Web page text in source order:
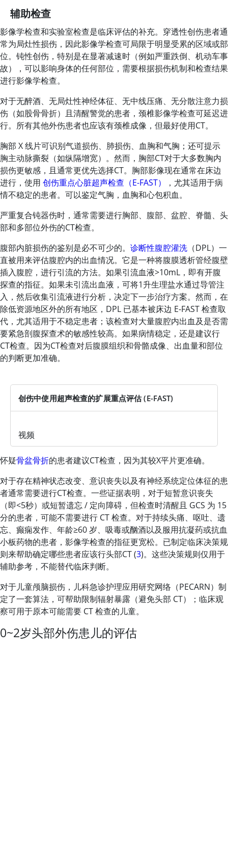
辅助检查
影像学检查和实验室检查是临床评估的补充。穿透性创伤患者通
常为局灶性损伤，因此影像学检查可局限于明显受累的区域或部
位。钝性创伤，特别是在显著减速时（例如严重跌倒、机动车事
故），可以影响身体的任何部位，需要根据损伤机制和检查结果
进行影像学检查。
对于无醉酒、无局灶性神经体征、无中线压痛、无分散注意力损
伤（如股骨骨折）且清醒警觉的患者，颈椎影像学检查可延迟进
行。所有其他外伤患者也应该有颈椎成像，但最好使用CT。
胸部 X 线片可识别气道损伤、肺损伤、血胸和气胸；还可提示
胸主动脉撕裂（如纵隔增宽）。然而，胸部CT对于大多数胸内
损伤更敏感，且通常更优先选择CT。胸部影像现在通常在床边
进行，使用 创伤重点心脏超声检查（E-FAST）
，尤其适用于病
情不稳定的患者。可以鉴定气胸，血胸和心包积血。
严重复合钝器伤时，通常需要进行胸部、腹部、盆腔、脊髓、头
部和多部位外伤的CT检查。
腹部内脏损伤的鉴别是必不可少的。 诊断性腹腔灌洗 （DPL）一
直被用来评估腹腔内的出血情况。它是一种将腹膜透析管经腹壁
插入腹腔，进行引流的方法。如果引流血液>10mL，即有开腹
探查的指征。如果未引流出血液，可将1升生理盐水通过导管注
入，然后收集引流液进行分析，决定下一步治疗方案。然而，在
除低资源地区外的所有地区，DPL 已基本被床边 E-FAST 检查取
代，尤其适用于不稳定患者；该检查对大量腹腔内出血及是否需
要紧急剖腹探查术的敏感性较高。如果病情稳定，还是建议行
CT检查。因为CT检查对后腹膜组织和骨骼成像、出血量和部位
的判断更加准确。
创伤中使用超声检查的扩展重点评估 (E-FAST)
视频
怀疑骨盆骨折的患者建议CT检查，因为其较X平片更准确。
对于存在精神状态改变、意识丧失以及有神经系统定位体征的患
者通常需要进行CT检查。一些证据表明，对于短暂意识丧失
（即<5秒）或短暂遗忘 / 定向障碍，但检查时清醒且 GCS 为 15
分的患者，可能不需要进行 CT 检查。对于持续头痛、呕吐、遗
忘、癫痫发作、年龄≥60 岁、吸毒或酗酒以及服用抗凝药或抗血
小板药物的患者，影像学检查的指征更宽松。已制定临床决策规
则来帮助确定哪些患者应该行头部CT (3)。这些决策规则仅用于
辅助参考，不能替代临床判断。
对于儿童颅脑损伤，儿科急诊护理应用研究网络（PECARN）制
定了一套算法，可帮助限制辐射暴露（避免头部 CT）；临床观
察可用于原本可能需要 CT 检查的儿童。
0~2岁头部外伤患儿的评估